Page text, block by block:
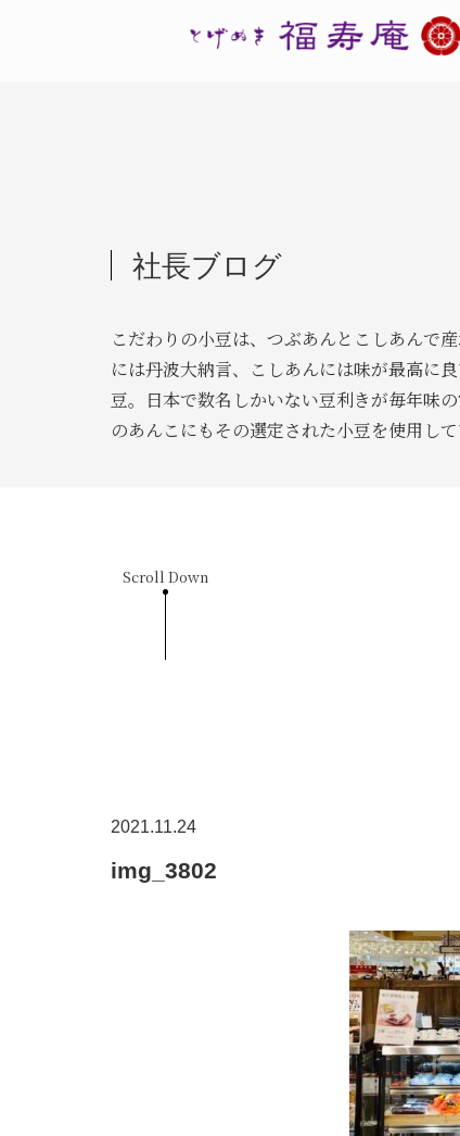
社長ブログ
こだわりの小豆は、つぶあんとこしあんで
には丹波大納言、こしあんには味が最高に
豆。日本で数名しかいない豆利きが毎年味
のあんこにもその選定された小豆を使用して
Scroll Down
2021.11.24
img_3802